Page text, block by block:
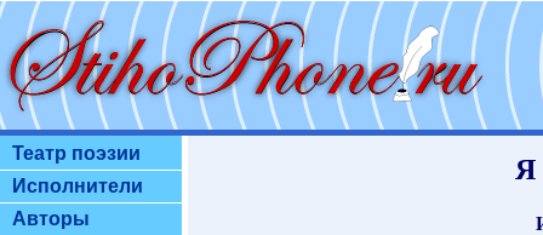
Театр поэзии
Исполнители
Авторы
Я